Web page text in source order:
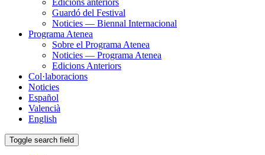
Edicions anteriors
Guardó del Festival
Noticies — Biennal Internacional
Programa Atenea
Sobre el Programa Atenea
Noticies — Programa Atenea
Edicions Anteriors
Col·laboracions
Noticies
Español
Valencià
English
Toggle search field